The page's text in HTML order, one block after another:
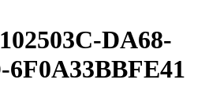
DA68-
6F0A33BBFE41